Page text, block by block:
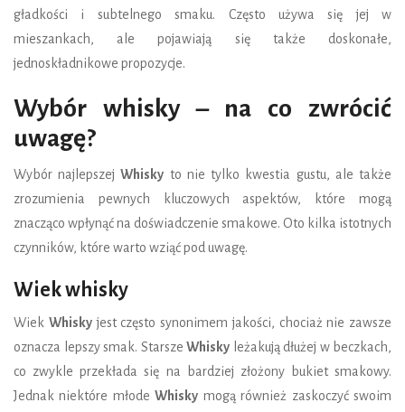
gładkości i subtelnego smaku. Często używa się jej w
mieszankach, ale pojawiają się także doskonałe,
jednoskładnikowe propozycje.
Wybór whisky – na co zwrócić
uwagę?
Wybór najlepszejWhisky to nie tylko kwestia gustu, ale także
zrozumienia pewnych kluczowych aspektów, które mogą
znacząco wpłynąć na doświadczenie smakowe. Oto kilka istotnych
czynników, które warto wziąć pod uwagę.
Wiek whisky
Wiek Whiskyjest często synonimem jakości, chociaż nie zawsze
oznacza lepszy smak. Starsze Whisky leżakują dłużej w beczkach,
co zwykle przekłada się na bardziej złożony bukiet smakowy.
Jednak niektóre młodeWhisky mogą również zaskoczyć swoim